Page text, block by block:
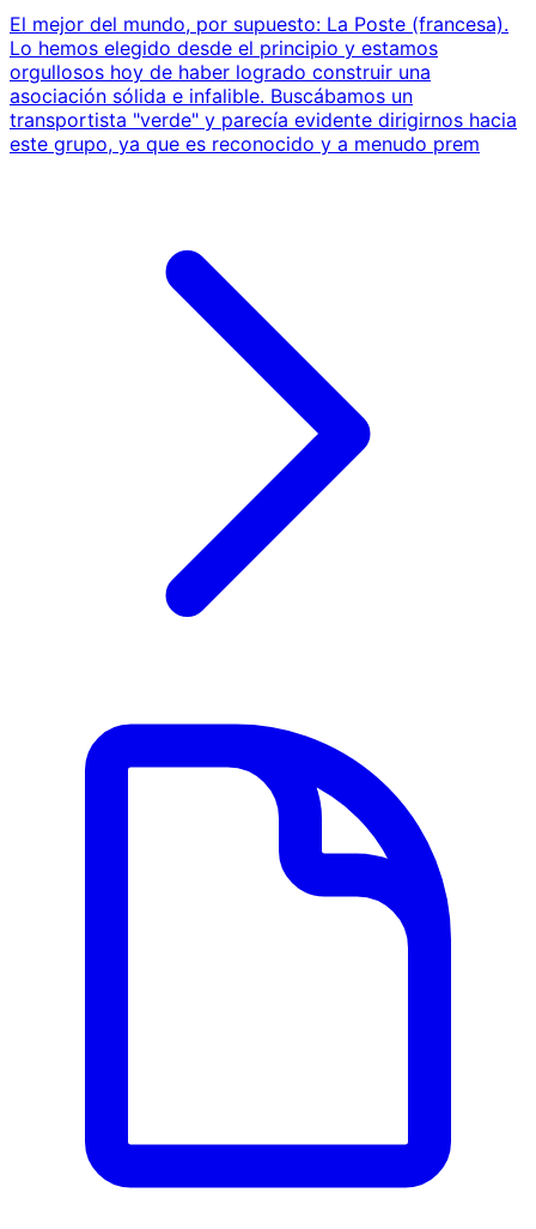
El mejor del mundo, por supuesto: La Poste (francesa).
Lo hemos elegido desde el principio y estamos
orgullosos hoy de haber logrado construir una
asociación sólida e infalible. Buscábamos un
transportista "verde" y parecía evidente dirigirnos hacia
este grupo, ya que es reconocido y a menudo prem